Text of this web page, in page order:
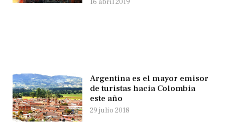
16 abril 2019
Argentina es el mayor emisor
de turistas hacia Colombia
este año
29 julio 2018